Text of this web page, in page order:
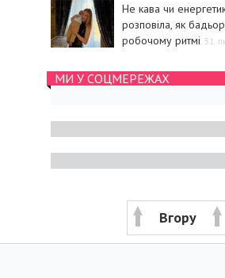
Не кава чи
розповіла, як
робочому ритмі 31
МИ У СОЦМЕРЕЖАХ
Вгору